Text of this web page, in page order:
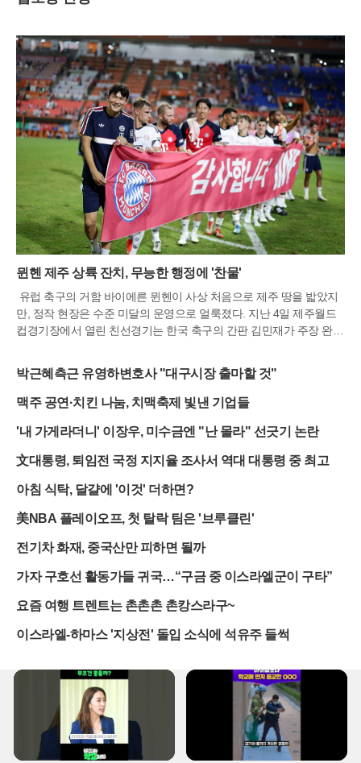
뮌헨 제주 상륙 잔치, 무능한 행정에 '찬물'
유럽 축구의 거함 바이에른 뮌헨이 사상 처음으로 제주 땅을 밟았지
만, 정작 현장은 수준 미달의 운영으로 얼룩졌다. 지난 4일 제주월드
컵경기장에서 열린 친선경기는 한국 축구의 간판 김민재가 주장 완장
라운드 위 모습과 달리 경기장 안팎은 통제 불능의 혼란 그 자체였다.
주최 측의 미숙한 행정 처리는 축제 분위기를 기대했던 팬들과 취재
진에게 씻을 수 없는 실망감을 안겼다.가장 큰 문제는 취재 현장의 기
수단 이동 동선이 겹치면서 현장은 아수라장이 됐다. 콤파니 감독의
는 소식이 전해졌고, 이 과정에서 취재진과 운영 인력 사이에 고성이
오갔다. 김민재의 소감을 직접 듣고자 했던 계획은 무산됐으며, 믹스
트존은 허가받지 않은 일반인들과 사인 요청 인파가 뒤섞여 본래의
기능을 완전히 상실했다.입장권 판매와 검표 과정에서도 원칙은 실종
나, 실제 현장에서는 정체 현상을 해소한다는 명목으로 서류 검사 없
이 모든 인원을 입장시켰다. 제주 도민을 우선 배려하겠다는 약속도
지켜지지 않아 정작 지역 서포터즈들이 일반석으로 밀려나는 촌극이
벌어졌다. 반면 원정 응원석은 상대 팀 팬들이 차지하는 기현상이 나
실상 방치된 상태였다. 경기를 관람하러 온 박지성과 이영표 등 축구
이들에게 접근하는 소동이 일어났다. 안전요원의 제지가 전무한 상황
에서 일반 관중이 기자석과 VIP 구역을 자유롭게 드나드는 위험천만
한 장면이 연출됐다. 결국 유명 인사들이 소란을 피해 하프타임에 자
리를 옮겨야 할 정도로 현장 경호 체계는 무기력한 모습을 보였다.기
본적인 선수 명단 관리에서도 소통 부재의 흔적이 역력했다. 경기 시
작 직전까지 배포된 공식 명단에는 제주 소속 선수들의 영문 이름이
박근혜측근 유영하변호사 "대구시장 출마할 것"
맥주 공연·치킨 나눔, 치맥축제 빛낸 기업들
'내 가게라더니' 이장우, 미수금엔 "난 몰라" 선긋기 논란
文대통령, 퇴임전 국정 지지율 조사서 역대 대통령 중 최고
아침 식탁, 달걀에 '이것' 더하면?
美NBA 플레이오프, 첫 탈락 팀은 '브루클린'
전기차 화재, 중국산만 피하면 될까
가자 구호선 활동가들 귀국…“구금 중 이스라엘군이 구타”
요즘 여행 트렌트는 촌촌촌 촌캉스라구~
이스라엘-하마스 '지상전' 돌입 소식에 석유주 들썩